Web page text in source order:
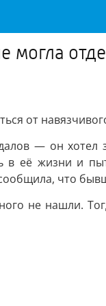
могла
от
— он
в её жизни и
что
не нашли.